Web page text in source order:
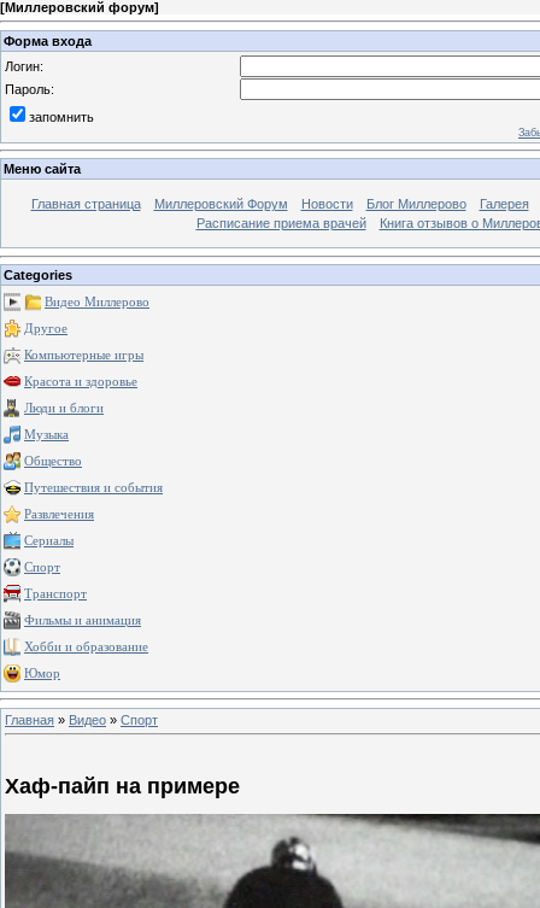
[Миллеровский форум]
Форма входа
Логин:
Пароль:
запомнить
Меню сайта
Главная страница Миллеровский Форум Новости Блог Миллерово
Галерея
Расписание приема врачей
Книга отзывов о
Categories
Видео Миллерово
Другое
Компьютерные игры
Красота и здоровье
Люди и блоги
Музыка
Общество
Путешествия и события
Развлечения
Сериалы
Спорт
Транспорт
Фильмы и анимация
Хобби и образование
Юмор
Главная » Видео » Спорт
Хаф-пайп на примере